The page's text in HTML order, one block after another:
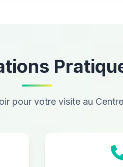
pour votre visite au